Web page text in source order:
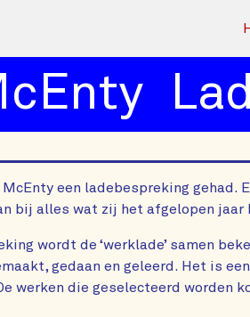
een ladebespreking gehad.
bij alles wat zij het afgelopen jaar
wordt de ‘werklade’ samen
gedaan en geleerd. Het is
werken die geselecteerd worden